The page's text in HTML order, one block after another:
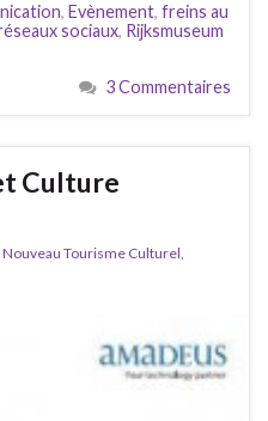
, Evènement, freins au
sociaux, Rijksmuseum
3 Commentaires
Culture
Nouveau Tourisme Culturel,